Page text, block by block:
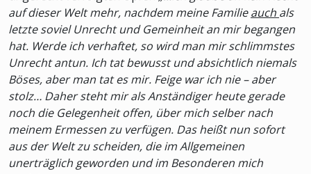
auf dieser Welt mehr, nachdem meine Familieauch als
letzte soviel Unrecht und Gemeinheit an mir begangen
hat. Werde ich verhaftet, so wird man mir schlimmstes
Unrecht antun. Ich tat bewusst und absichtlich niemals
Böses, aber man tat es mir. Feige war ich nie – aber
stolz… Daher steht mir als Anständiger heute gerade
noch die Gelegenheit offen, über mich selber nach
meinem Ermessen zu verfügen. Das heißt nun sofort
aus der Welt zu scheiden, die im Allgemeinen
unerträglich geworden und im Besonderen mich